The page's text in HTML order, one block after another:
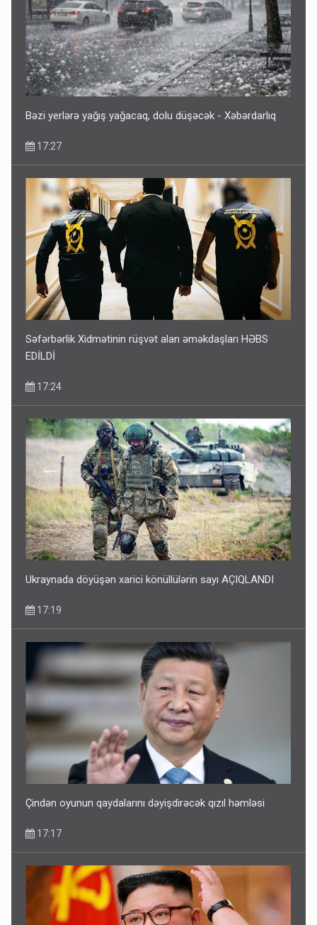
Bəzi yerlərə yağış yağacaq, dolu düşəcək - Xəbərdarlıq
17:27
Səfərbərlik Xidmətinin rüşvət alan əməkdaşları HƏBS
EDİLDİ
17:24
Ukraynada döyüşən xarici könüllülərin sayı AÇIQLANDI
17:19
Çindən oyunun qaydalarını dəyişdirəcək qızıl həmləsi
17:17